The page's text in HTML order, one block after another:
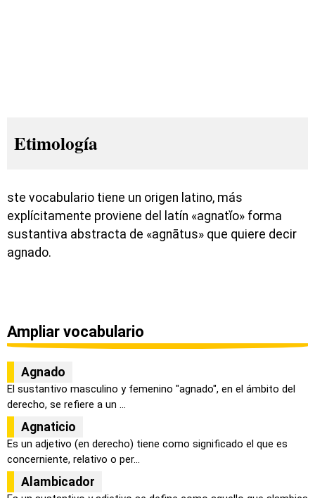
Etimología
ste vocabulario tiene un origen latino, más
explícitamente proviene del latín «agnatĭo» forma
sustantiva abstracta de «agnātus» que quiere decir
agnado.
Ampliar vocabulario
Agnado
El sustantivo masculino y femenino "agnado", en el ámbito del
derecho, se refiere a un ...
Agnaticio
Es un adjetivo (en derecho) tiene como significado el que es
concerniente, relativo o per...
Alambicador